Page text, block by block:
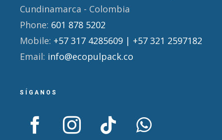
Cundinamarca - Colombia
Phone: 601 878 5202
Mobile: +57 317 4285609 | +57 321 2597182
Email: info@ecopulpack.co
SÍGANOS